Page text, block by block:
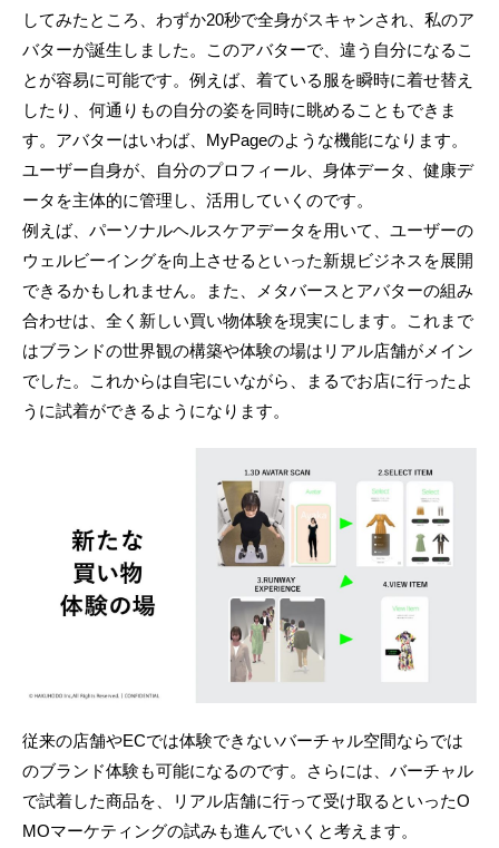
してみたところ、わずか20秒で全身がスキャンされ、私のア
バターが誕生しました。このアバターで、違う自分になるこ
とが容易に可能です。例えば、着ている服を瞬時に着せ替え
したり、何通りもの自分の姿を同時に眺めることもできま
す。アバターはいわば、MyPageのような機能になります。
ユーザー自身が、自分のプロフィール、身体データ、健康デ
ータを主体的に管理し、活用していくのです。
例えば、パーソナルヘルスケアデータを用いて、ユーザーの
ウェルビーイングを向上させるといった新規ビジネスを展開
できるかもしれません。また、メタバースとアバターの組み
合わせは、全く新しい買い物体験を現実にします。これまで
はブランドの世界観の構築や体験の場はリアル店舗がメイン
でした。これからは自宅にいながら、まるでお店に行ったよ
うに試着ができるようになります。
従来の店舗やECでは体験できないバーチャル空間ならでは
のブランド体験も可能になるのです。さらには、バーチャル
で試着した商品を、リアル店舗に行って受け取るといったO
MOマーケティングの試みも進んでいくと考えます。